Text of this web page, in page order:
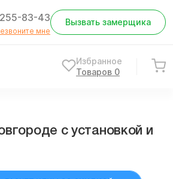
83-43
мне
Вызвать замерщика
Избранное
Товаров 0
с установкой и